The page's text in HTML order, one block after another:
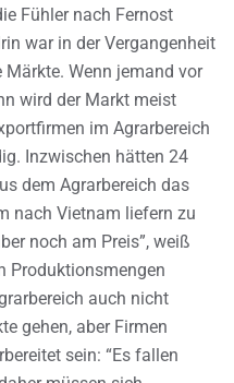
Fühler nach Fernost
war in der Vergangenheit
Wenn jemand vor
wird der Markt meist
im Agrarbereich
Inzwischen hätten 24
dem Agrarbereich das
nach Vietnam liefern zu
noch am Preis”, weiß
Produktionsmengen
auch nicht
gehen, aber Firmen
sein: “Es fallen